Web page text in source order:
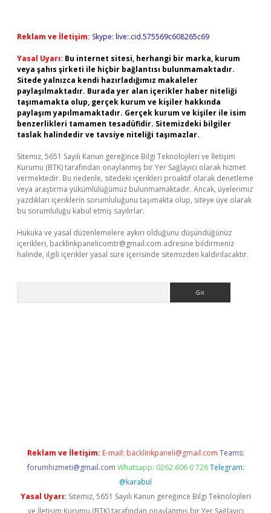
Reklam ve İletişim: Skype: live:.cid.575569c608265c69
Yasal Uyarı: Bu internet sitesi, herhangi bir marka, kurum
veya şahıs şirketi ile hiçbir bağlantısı bulunmamaktadır.
Sitede yalnızca kendi hazırladığımız makaleler
paylaşılmaktadır. Burada yer alan içerikler haber niteliği
taşımamakta olup, gerçek kurum ve kişiler hakkında
paylaşım yapılmamaktadır. Gerçek kurum ve kişiler ile isim
benzerlikleri tamamen tesadüfidir. Sitemizdeki bilgiler
taslak halindedir ve tavsiye niteliği taşımazlar.
Sitemiz, 5651 Sayılı Kanun gereğince Bilgi Teknolojileri ve İletişim
Kurumu (BTK) tarafından onaylanmış bir Yer Sağlayıcı olarak hizmet
vermektedir. Bu nedenle, sitedeki içerikleri proaktif olarak denetleme
veya araştırma yükümlülüğümüz bulunmamaktadır. Ancak, üyelerimiz
yazdıkları içeriklerin sorumluluğunu taşımakta olup, siteye üye olarak
bu sorumluluğu kabul etmiş sayılırlar.
Hukuka ve yasal düzenlemelere aykırı olduğunu düşündüğünüz
içerikleri, backlinkpanelicomtr@gmail.com adresine bildirmeniz
halinde, ilgili içerikler yasal süre içerisinde sitemizden kaldırılacaktır.
Reklam ve İletişim: E-mail: backlinkpaneli@gmail.com Teams:
forumhizmeti@gmail.com Whatsapp: 0262 606 0 726 Telegram:
@karabul
Yasal Uyarı: Sitemiz, 5651 Sayılı Kanun gereğince Bilgi Teknolojileri
ve İletişim Kurumu (BTK) tarafından onaylanmış bir Yer Sağlayıcı